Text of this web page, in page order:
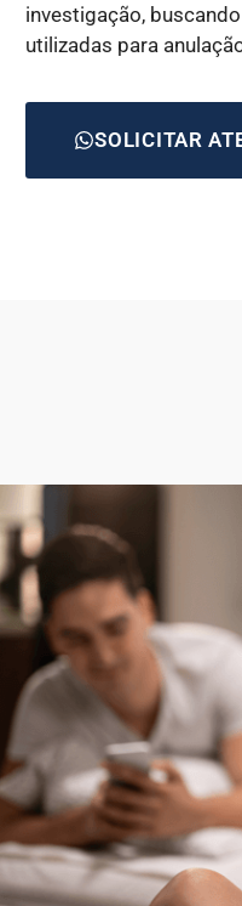
investigação,
utilizadas para
SOLICITAR